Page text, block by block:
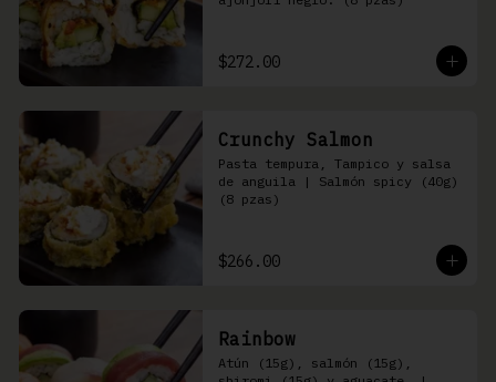
$272.00
Crunchy Salmon
Pasta tempura, Tampico y salsa
de anguila | Salmón spicy (40g)
(8 pzas)
$266.00
Rainbow
Atún (15g), salmón (15g),